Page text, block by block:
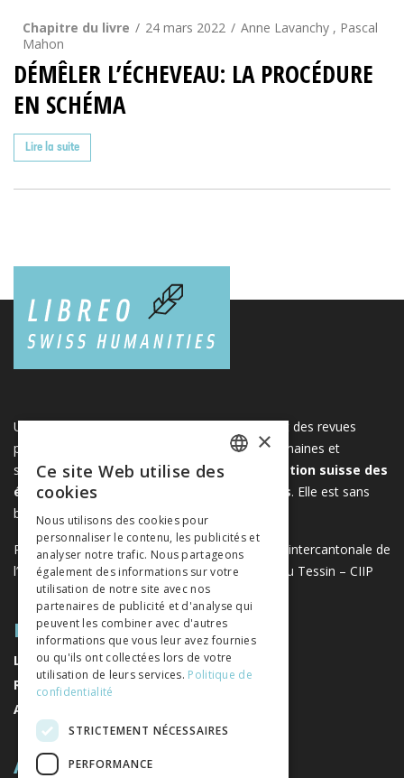
Chapitre du livre 24 mars 2022
Anne Lavanchy , Pascal
Mahon
DÉMÊLER L’ÉCHEVEAU: LA PROCÉDURE
EN SCHÉMA
Lire la suite
Une plateforme unique regroupant des livres et des revues
publiés par les éditeurs suisses de sciences humaines et
sociales. Libreo.ch est la propriété de l'
Association suisse des
éditeurs de sciences sociales et humaines. Elle est sans
but lucratif.www.editeurssuisses.ch
Projet réalisé avec le soutien de la Conférence intercantonale de
l’instruction publique de la Suisse romande et du Tessin – CIIP
PLAN DU SITE
LIVRES
REVUES
AUTEURS
A PROPOS
ITALIAN
×
Ce site Web utilise des
cookies
Nous utilisons des cookies pour
personnaliser le contenu, les publicités et
analyser notre trafic. Nous partageons
également des informations sur votre
utilisation de notre site avec nos
partenaires de publicité et d'analyse qui
peuvent les combiner avec d'autres
informations que vous leur avez fournies
ou qu'ils ont collectées lors de votre
utilisation de leurs services. Politique de
confidentialité
STRICTEMENT NÉCESSAIRES
PERFORMANCE